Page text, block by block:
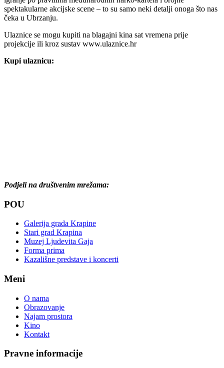
spektakularne akcijske scene – to su samo neki detalji onoga što nas
čeka u Ubrzanju.
Ulaznice se mogu kupiti na blagajni kina sat vremena prije
projekcije ili kroz sustav www.ulaznice.hr
Kupi ulaznicu:
Podjeli na društvenim mrežama:
POU
Galerija grada Krapine
Stari grad Krapina
Muzej Ljudevita Gaja
Forma prima
Kazališne predstave i koncerti
Meni
O nama
Obrazovanje
Najam prostora
Kino
Kontakt
Pravne informacije